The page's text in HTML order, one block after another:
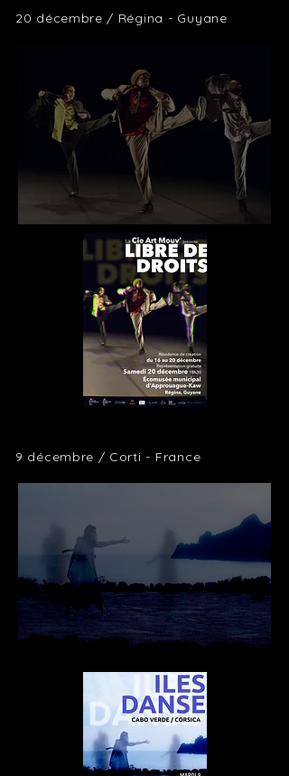
20 décembre / Régina - Guyane
9 décembre / Corti - France